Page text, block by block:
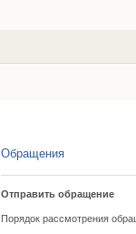
Обращения
Отправить обращение
Порядок рассмотрения